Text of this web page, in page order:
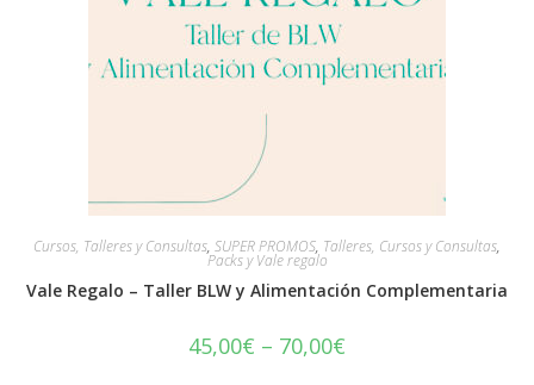
Cursos, Talleres y Consultas, SUPER PROMOS, Talleres, Cursos y Consultas,
Packs y Vale regalo
Vale Regalo – Taller BLW y Alimentación Complementaria
45,00€ – 70,00€